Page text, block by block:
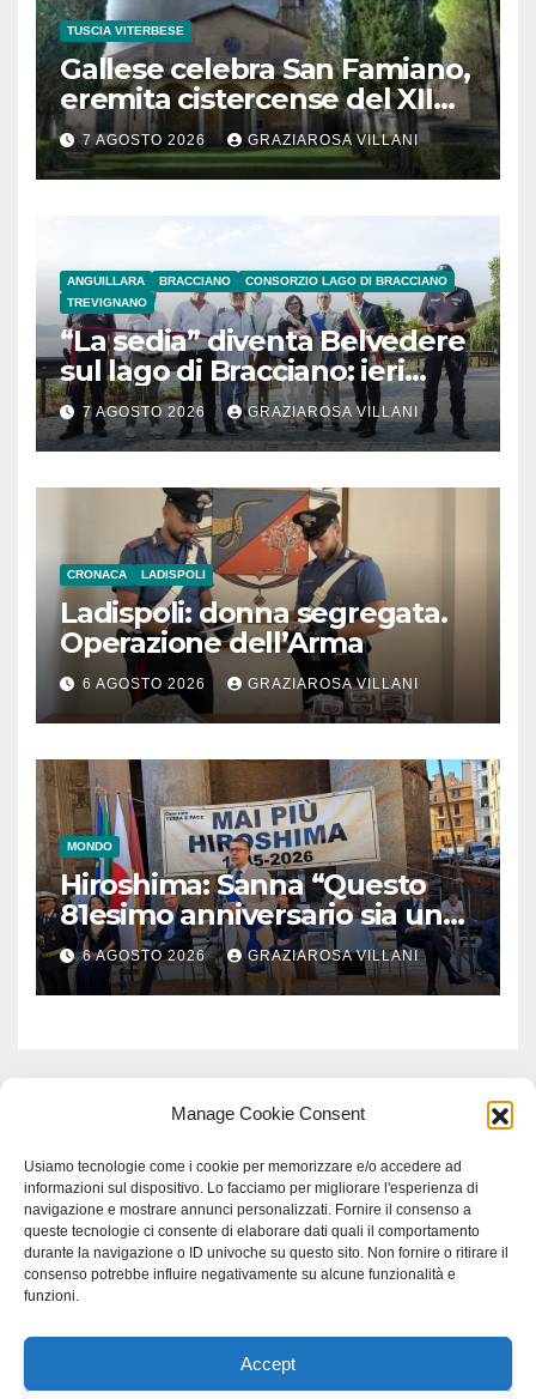
Manage Cookie Consent
Usiamo tecnologie come i cookie per memorizzare e/o accedere ad
informazioni sul dispositivo. Lo facciamo per migliorare l'esperienza di
navigazione e mostrare annunci personalizzati. Fornire il consenso a
queste tecnologie ci consente di elaborare dati quali il comportamento
durante la navigazione o ID univoche su questo sito. Non fornire o ritirare il
consenso potrebbe influire negativamente su alcune funzionalità e
funzioni.
Accept
TUSCIA VITERBESE
Gallese celebra San Famiano,
eremita cistercense del XII
secolo
7 AGOSTO 2026 GRAZIAROSA VILLANI
ANGUILLARA BRACCIANO
CONSORZIO LAGO DI BRACCIANO
TREVIGNANO
“La sedia” diventa Belvedere
sul lago di Bracciano: ieri
l’inaugurazione
7 AGOSTO 2026 GRAZIAROSA VILLANI
CRONACA LADISPOLI
Ladispoli: donna segregata.
Operazione dell’Arma
6 AGOSTO 2026 GRAZIAROSA VILLANI
MONDO
Hiroshima: Sanna “Questo
81esimo anniversario sia un
monito per tutti”
6 AGOSTO 2026 GRAZIAROSA VILLANI
Proudly powered by WordPress|Tema: Newspaperex di